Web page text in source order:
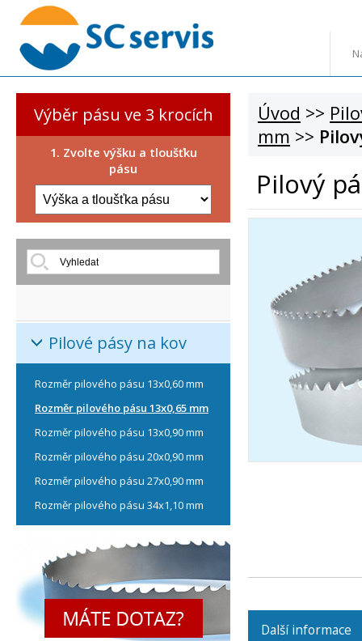
Výběr pásu ve 3 krocích
1. Zvolte výšku a tloušťku
pásu
Pilové pásy na kov
Rozměr pilového pásu 13x0,60 mm
Rozměr pilového pásu 13x0,65 mm
Rozměr pilového pásu 13x0,90 mm
Rozměr pilového pásu 20x0,90 mm
Rozměr pilového pásu 27x0,90 mm
Rozměr pilového pásu 34x1,10 mm
Úvod >>
mm >>
Pilový
Další informace